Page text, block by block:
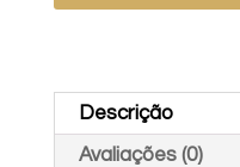
P-
Descrição
Avaliações (0)